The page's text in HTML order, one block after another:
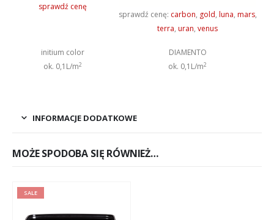
sprawdź cenę
sprawdź cenę: carbon, gold, luna, mars,
terra, uran, venus
initium color
ok. 0,1L/m2
DIAMENTO
ok. 0,1L/m2
INFORMACJE DODATKOWE
MOŻE SPODOBA SIĘ RÓWNIEŻ…
SALE